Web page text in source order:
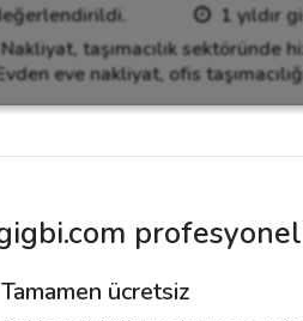
1 yıldır
taşımacılık
eve nakliyat, ofis
Tamamen ücretsiz